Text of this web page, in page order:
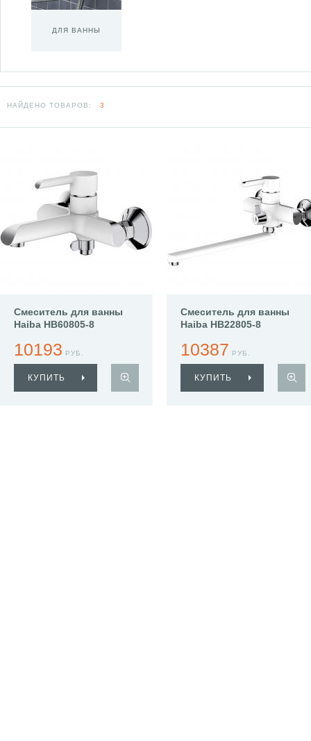
ДЛЯ ВАННЫ
НАЙДЕНО ТОВАРОВ: 3
Смеситель для ванны
Haiba HB60805-8
10193 РУБ.
КУПИТЬ
Смеситель для ванны
Haiba HB22805-8
10387 РУБ.
КУПИТЬ